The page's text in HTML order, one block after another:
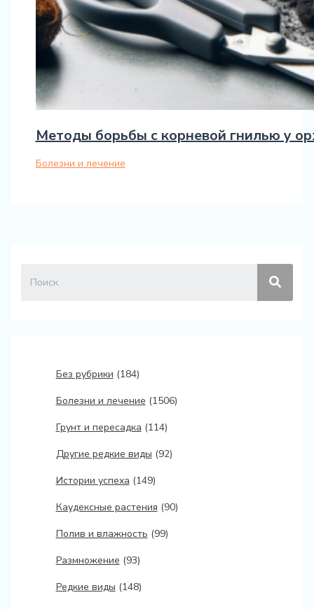
Методы борьбы с корневой гнилью у
Болезни и лечение
Без рубрики (184)
Болезни и лечение (1506)
Грунт и пересадка (114)
Другие редкие виды (92)
Истории успеха (149)
Каудексные растения (90)
Полив и влажность (99)
Размножение (93)
Редкие виды (148)